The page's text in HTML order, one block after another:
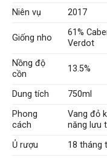
Niên vụ
2017
Giống nho
61%
Verdot
Nồng độ
cồn
13.5%
Dung tích
750ml
Phong
cách
Vang đỏ
năng lưu
Ủ rượu
18 tháng